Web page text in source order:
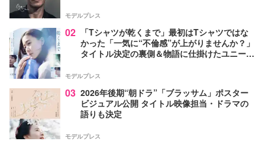
モデルプレス
02
「Tシャツが乾くまで」最初はTシャツではな
かった「一気に“不倫感”が上がりませんか？」
タイトル決定の裏側＆物語に仕掛けたユニーク
モデルプレス
03 2026年後期“朝ドラ”「ブラッサム」ポスター
ビジュアル公開 タイトル映像担当・ドラマの
語りも決定
モデルプレス